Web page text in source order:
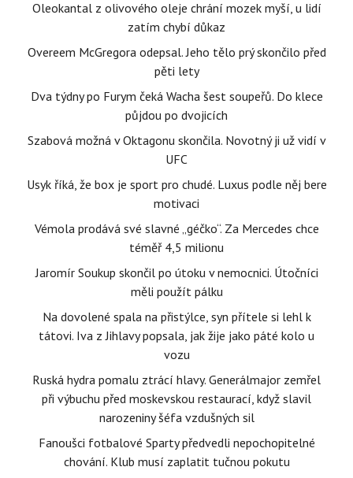
Oleokantal z olivového oleje chrání mozek myší, u lidí
zatím chybí důkaz
Overeem McGregora odepsal. Jeho tělo prý skončilo před
pěti lety
Dva týdny po Furym čeká Wacha šest soupeřů. Do klece
půjdou po dvojicích
Szabová možná v Oktagonu skončila. Novotný ji už vidí v
UFC
Usyk říká, že box je sport pro chudé. Luxus podle něj bere
motivaci
Vémola prodává své slavné „géčko“. Za Mercedes chce
téměř 4,5 milionu
Jaromír Soukup skončil po útoku v nemocnici. Útočníci
měli použít pálku
Na dovolené spala na přistýlce, syn přítele si lehl k
tátovi. Iva z Jihlavy popsala, jak žije jako páté kolo u
vozu
Ruská hydra pomalu ztrácí hlavy. Generálmajor zemřel
při výbuchu před moskevskou restaurací, když slavil
narozeniny šéfa vzdušných sil
Fanoušci fotbalové Sparty předvedli nepochopitelné
chování. Klub musí zaplatit tučnou pokutu